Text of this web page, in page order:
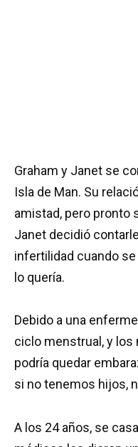
Graham y Janet se
Isla de Man. Su
amistad, pero pronto
Janet decidió
infertilidad cuando
lo quería.
Debido a una
ciclo menstrual, y
podría quedar
si no tenemos hijos,
A los 24 años, se